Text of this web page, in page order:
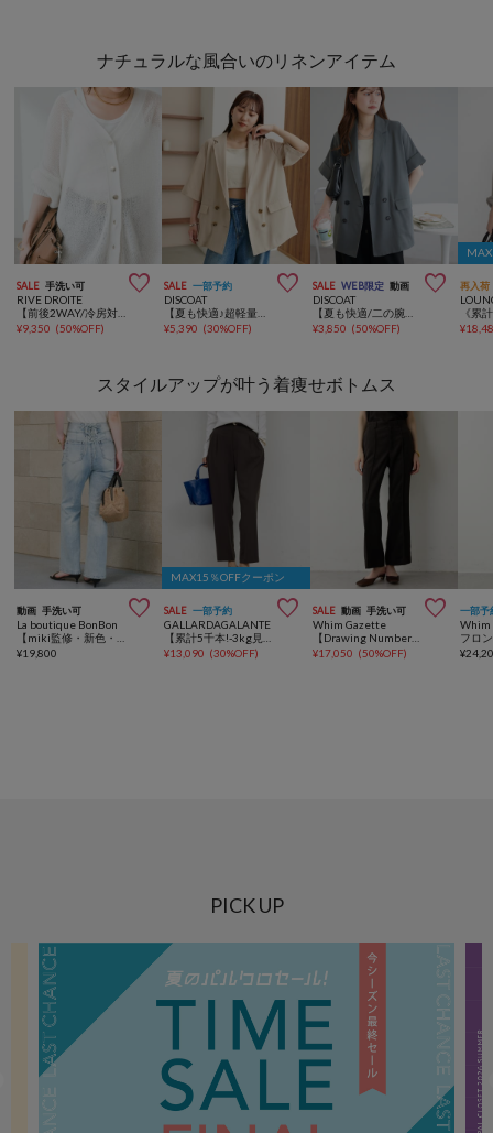
ナチュラルな風合いのリネンアイテム
SALE 手洗い可 
RIVE DROITE
【前後2WAY/冷房対策/イージーケア】リネンブレンド2WAYカーデ
¥9,350 (50%OFF)
SALE 一部予約 
DISCOAT
【夏も快適♪超軽量◎】ライトテックリネン半袖シャツジャケット
¥5,390 (30%OFF)
SALE WEB限定 動画 
DISCOAT
【夏も快適/二の腕・腰回り着痩せ】リネンライク半袖シャツジャケット《WEB限定》
¥3,850 (50%OFF)
再入荷
¥
スタイルアップが叶う着痩せボトムス
動画 手洗い可 
La boutique BonBon
¥19,800
MAX15％OFFクーポン
SALE 一部予約 
GALLARDAGALANTE
¥13,090 (30%OFF)
SALE 動画 手洗い可 
Whim Gazette
【Drawing Numbers】フェイクスエードパンツ
¥17,050 (50%OFF)
一部予
Whim
¥
PICK UP